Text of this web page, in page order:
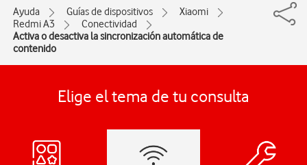
Ayuda Guías de dispositivos
Xiaomi
Redmi A3
Conectividad
Activa o desactiva la sincronización automática de
contenido
Elige el tema de tu consulta